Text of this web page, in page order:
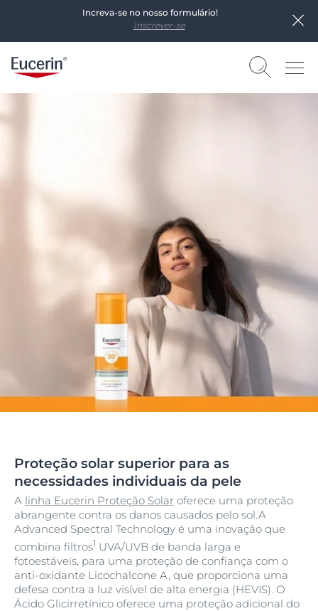
Increva-se no nosso formulário!
Inscrever-se
Proteção solar superior para as
necessidades individuais da pele
A linha Eucerin Proteção Solar oferece uma proteção
abrangente contra os danos causados pelo sol.A
Advanced Spectral Technology é uma inovação que
combina filtros1 UVA/UVB de banda larga e
fotoestáveis, para uma proteção de confiança com o
anti-oxidante Licochalcone A, que proporciona uma
defesa contra a luz visível de alta energia (HEVIS). O
Ácido Glicirretínico oferece uma proteção adicional do